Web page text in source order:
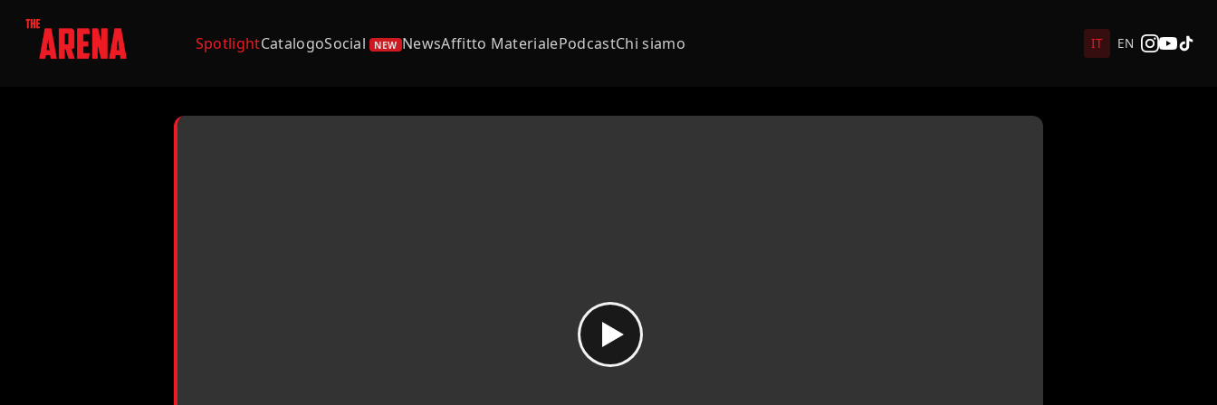
SpotlightCatalogoSocial NEW NewsAffitto MaterialePodcastChi siamo IT EN